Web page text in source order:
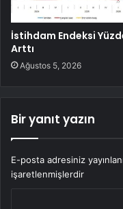
İstihdam Endeksi
Arttı
Ağustos 5, 2026
Bir yanıt yazın
E-posta adresiniz
işaretlenmişlerdir